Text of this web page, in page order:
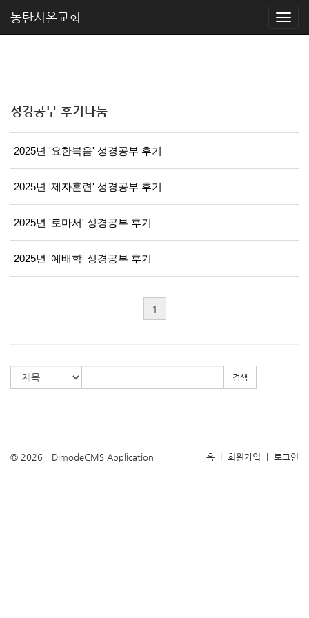
동탄시온교회
성경공부 후기나눔
2025년 '요한복음' 성경공부 후기
2025년 '제자훈련' 성경공부 후기
2025년 '로마서' 성경공부 후기
2025년 '예배학' 성경공부 후기
1
검색
© 2026 - DimodeCMS Application 홈 회원가입 로그인